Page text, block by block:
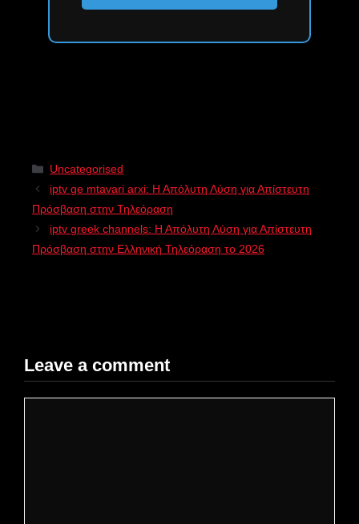
Uncategorised
iptv ge mtavari arxi: Η Απόλυτη Λύση για Απίστευτη
Πρόσβαση στην Τηλεόραση
iptv greek channels: Η Απόλυτη Λύση για Απίστευτη
Πρόσβαση στην Ελληνική Τηλεόραση το 2026
Leave a comment